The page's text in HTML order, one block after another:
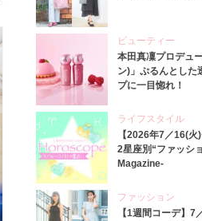
ビューティー
本田真凜プロデュ
ン)」ぷるんとした
プに一目惚れ！
ライフスタイル
【2026年7／16(
2星座別“ファッシ
Magazine-
ファッション
【1週間コーデ】